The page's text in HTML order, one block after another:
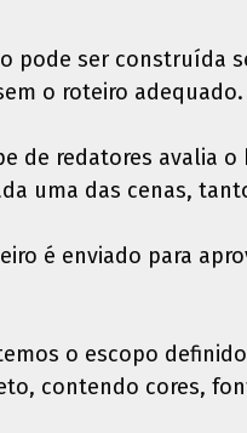
pode ser construída
o roteiro adequado.
de redatores avalia
uma das cenas,
é enviado para
o escopo
contendo cores,